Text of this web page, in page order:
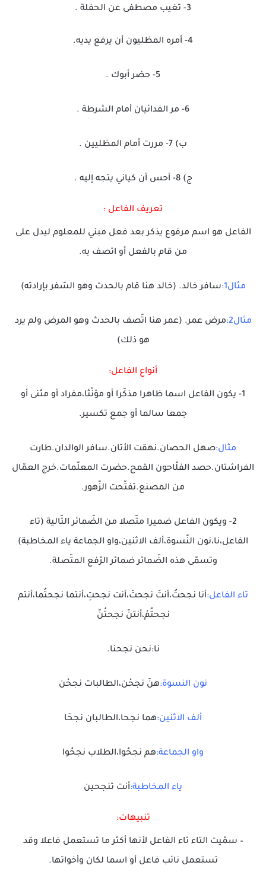
3- تغيب مصطفى عن الحفلة .
4- أمره المظليون أن يرفع يديه.
5- حضر أبوك .
6- مر الفدائيان أمام الشرطة .
ب) 7- مررت أمام المظليين .
ج) 8- أحس أن كياني يتجه إليه .
تعريف الفاعل :
الفاعل هو اسم مرفوع يذكر بعد فعل مبني للمعلوم ليدل على
من قام بالفعل أو اتصف به.
مثال1: سافر خالد. (خالد هنا قام بالحدث وهو السّفر بإرادته)
مثال2: مرض عمر. (عمر هنا اتّصف بالحدث وهو المرض ولم يرد
هو ذلك)
أنواع الفاعل:
1- يكون الفاعل اسما ظاهرا مذكّرا أو مؤنّثا،مفراد أو مثنى أو
جمعا سالما أو جمع تكسير.
مثال:صهل الحصان.نهقت الأتان.سافر الوالدان.طارت
الفراشتان.حصد الفلّاحون القمح.حضرت المعلّمات.خرج العمّال
من المصنع.تفتّحت الزّهور.
2- ويكون الفاعل ضميرا متّصلا من الضّمائر التّالية (تاء
الفاعل،نا،نون النّسوة،ألف الاثنين،واو الجماعة ياء المخاطبة)
وتسمّى هذه الضّمائر ضمائر الرّفع المتّصلة.
تاء الفاعل:أنا نجحتُ،أنتَ نجحتَ،أنت نجحتِ،أنتما نجحتُما،أنتم
نجحتُمْ،أنتنّ نجحتُنّ
نا:نحن نجحنا.
نون النسوة:هنّ نجحْن،الطالبات نجحْن
ألف الاثنين:هما نجحا،الطالبان نجحَا
واو الجماعة:هم نجحُوا،الطلاب نجحُوا
ياء المخاطبة:أنت تنجحين
تنبيهات:
– سمّيت التاء تاء الفاعل لأنها أكثر ما تستعمل فاعلا وقد
تستعمل نائب فاعل أو اسما لكان وأخواتها.